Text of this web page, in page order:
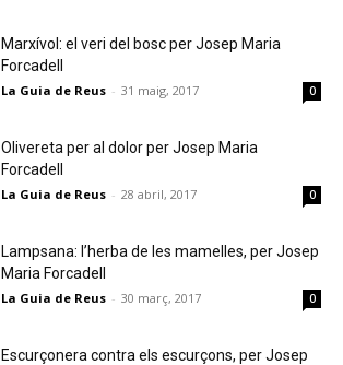
Marxívol: el veri del bosc per Josep Maria
Forcadell
La Guia de Reus - 31 maig, 2017 0
Olivereta per al dolor per Josep Maria
Forcadell
La Guia de Reus - 28 abril, 2017 0
Lampsana: l’herba de les mamelles, per Josep
Maria Forcadell
La Guia de Reus - 30 març, 2017 0
Escurçonera contra els escurçons, per Josep